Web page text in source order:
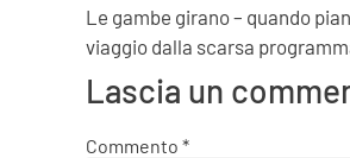
Le gambe girano – quando
viaggio dalla scarsa
Lascia un
Commento *